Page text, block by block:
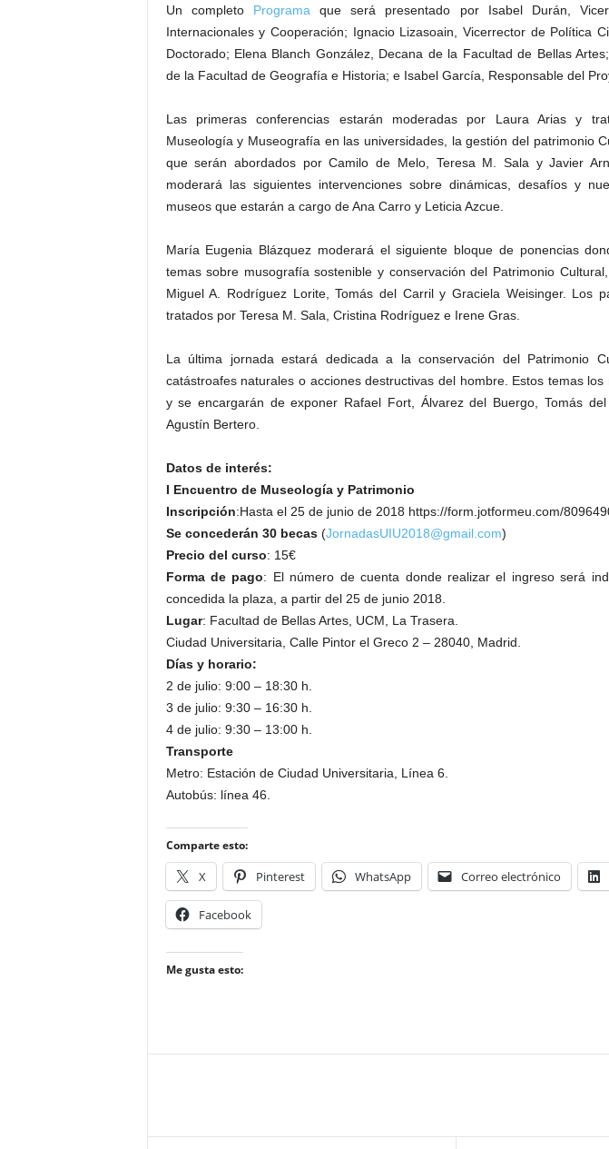
Un completo Programa que será presentado por Isabel Durán,
Internacionales y Cooperación; Ignacio Lizasoain, Vicerrector de Política
Doctorado; Elena Blanch González, Decana de la Facultad de Bellas
de la Facultad de Geografía e Historia; e Isabel García, Responsable del
Las primeras conferencias estarán moderadas por Laura Arias y
Museología y Museografía en las universidades, la gestión del patrimonio
que serán abordados por Camilo de Melo, Teresa M. Sala y Javier
moderará las siguientes intervenciones sobre dinámicas, desafíos y
museos que estarán a cargo de Ana Carro y Leticia Azcue.
María Eugenia Blázquez moderará el siguiente bloque de ponencias
temas sobre musografía sostenible y conservación del Patrimonio
Miguel A. Rodríguez Lorite, Tomás del Carril y Graciela Weisinger. Los
tratados por Teresa M. Sala, Cristina Rodríguez e Irene Gras.
La última jornada estará dedicada a la conservación del Patrimonio
catástroafes naturales o acciones destructivas del hombre. Estos temas
y se encargarán de exponer Rafael Fort, Álvarez del Buergo, Tomás
Agustín Bertero.
Datos de interés:
I Encuentro de Museología y Patrimonio
Inscripción:Hasta el 25 de junio de 2018 https://form.jotformeu.com/
Se concederán 30 becas(JornadasUIU2018@gmail.com)
Precio del curso: 15€
Forma de pago: El número de cuenta donde realizar el ingreso será
concedida la plaza, a partir del 25 de junio 2018.
Lugar: Facultad de Bellas Artes, UCM, La Trasera.
Ciudad Universitaria, Calle Pintor el Greco 2 – 28040, Madrid.
Días y horario:
2 de julio: 9:00 – 18:30 h.
3 de julio: 9:30 – 16:30 h.
4 de julio: 9:30 – 13:00 h.
Transporte
Metro: Estación de Ciudad Universitaria, Línea 6.
Autobús: línea 46.
Comparte esto:
X Pinterest WhatsApp Correo electrónico
Facebook
Me gusta esto: